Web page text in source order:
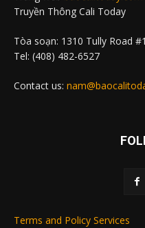
Truyền Thông Cali Today
Tòa soạn: 1310 Tully Road
Tel: (408) 482-6527
Contact us:
Terms and Policy Services